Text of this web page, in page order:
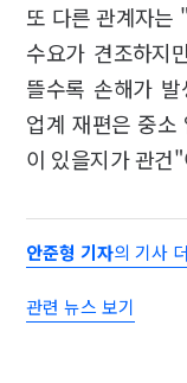
또 다른 관계자는
수요가 견조하지
뜰수록 손해가
업계 재편은 중소
이 있을지가 관건
안준형 기자의 기사
관련 뉴스 보기